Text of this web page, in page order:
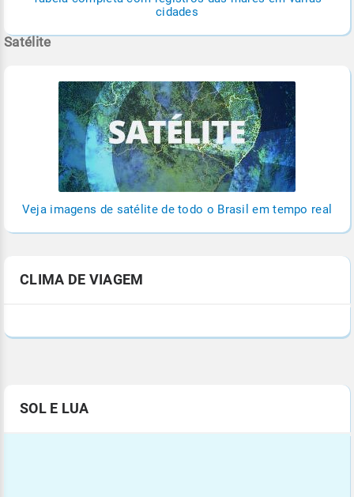
cidades
Satélite
Veja imagens de satélite de todo o Brasil em tempo real
CLIMA DE VIAGEM
SOL E LUA